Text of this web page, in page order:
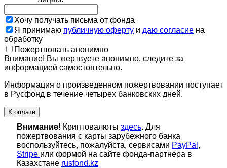
Хочу получать письма от фонда
Я принимаю публичную оферту и даю согласие на
обработку
Пожертвовать анонимно
Внимание! Вы жертвуете анонимно, следите за
информацией самостоятельно.
Информация о произведенном пожертвовании поступает
в Русфонд в течение четырех банковских дней.
К оплате
Внимание! Криптовалюты здесь. Для
пожертвования с карты зарубежного банка
воспользуйтесь, пожалуйста, сервисами PayPal ,
Stripe или формой на сайте фонда-партнера в
Казахстане rusfond.kz